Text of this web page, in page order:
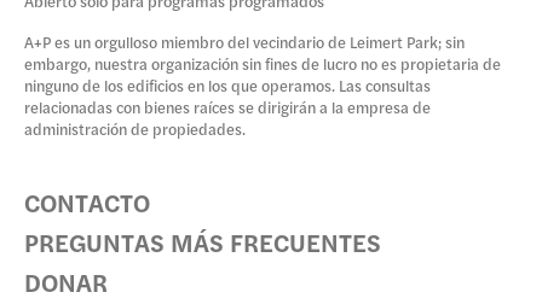
A+P es un orgulloso miembro del vecindario de Leimert Park; sin
embargo, nuestra organización sin fines de lucro no es propietaria de
ninguno de los edificios en los que operamos. Las consultas
relacionadas con bienes raíces se dirigirán a la empresa de
administración de propiedades.
CONTACTO
PREGUNTAS MÁS FRECUENTES
DONAR